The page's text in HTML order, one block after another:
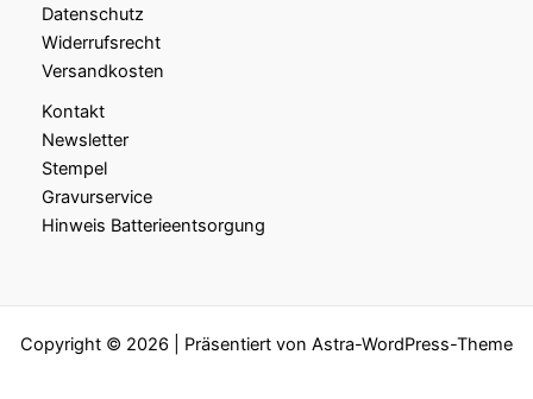
Datenschutz
Widerrufsrecht
Versandkosten
Kontakt
Newsletter
Stempel
Gravurservice
Hinweis Batterieentsorgung
Copyright © 2026 | Präsentiert von Astra-WordPress-Theme